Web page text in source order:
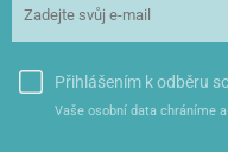
Přihlášením k odběru
Vaše osobní data chráníme